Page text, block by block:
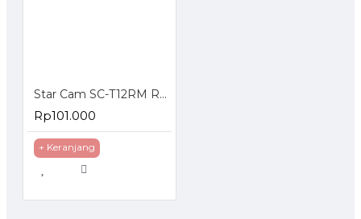
Star Cam SC-T12RM Regulator Gas dengan Meteran
Rp101.000
+ Keranjang